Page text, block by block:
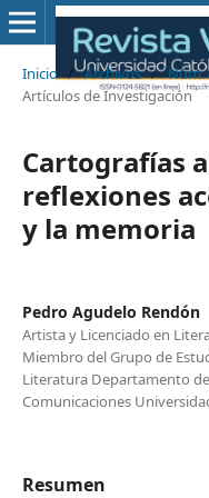
Inicio / Archivos / Núm.
Artículos de Investigación
Cartografías
reflexiones
y la memoria
Pedro Agudelo Rendón
Artista y Licenciado en
Miembro del Grupo de
Literatura Departamento
Comunicaciones
Resumen